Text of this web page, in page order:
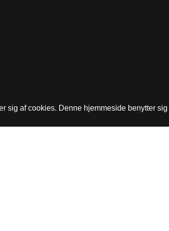
sig af cookies. Denne hjemmeside benytter